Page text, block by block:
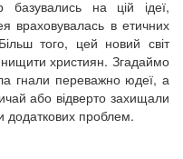
базувались на цій ідеї,
враховувалась в етичних
Більш того, цей новий світ
християн. Згадаймо
гнали переважно юдеї, а
або відверто захищали
додаткових проблем.